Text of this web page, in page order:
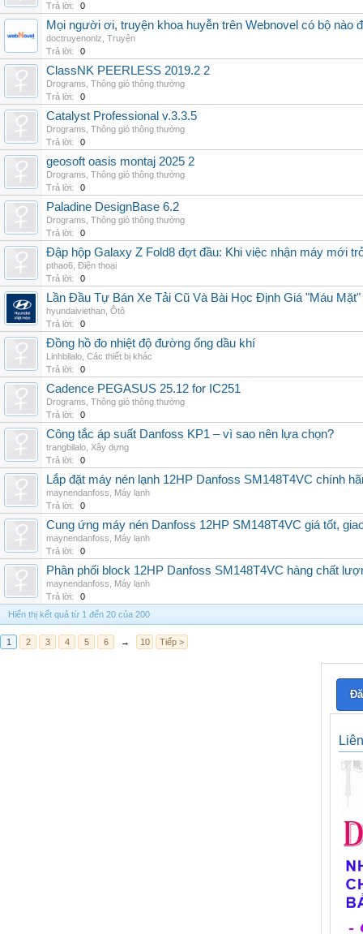
Trả lời:
0
Mọi người ơi, truyện khoa huyễn trên Webnovel có bộ nào
doctruyenonlz Truyện
Trả lời:
0
ClassNK PEERLESS 2019.2 2
Drograms Thông gió thông thường
Trả lời:
0
Catalyst Professional v.3.3.5
Drograms Thông gió thông thường
Trả lời:
0
geosoft oasis montaj 2025 2
Drograms Thông gió thông thường
Trả lời:
0
Paladine DesignBase 6.2
Drograms Thông gió thông thường
Trả lời:
0
Đập hộp Galaxy Z Fold8 đợt đầu: Khi việc nhận máy mới
pthao6 Điện thoại
Trả lời:
0
Lần Đầu Tự Bán Xe Tải Cũ Và Bài Học Định Giá "Máu
hyundaiviethan Ôtô
Trả lời:
0
Đồng hồ đo nhiệt độ đường ống dầu khí
Linhbilalo Các thiết bị khác
Trả lời:
0
Cadence PEGASUS 25.12 for IC251
Drograms Thông gió thông thường
Trả lời:
0
Công tắc áp suất Danfoss KP1 – vì sao nên lựa chọn?
trangbilalo Xây dựng
Trả lời:
0
Lắp đặt máy nén lạnh 12HP Danfoss SM148T4VC chính
maynendanfoss
Máy lạnh
Trả lời:
0
Cung ứng máy nén Danfoss 12HP SM148T4VC giá tốt,
maynendanfoss
Máy lạnh
Trả lời:
0
Phân phối block 12HP Danfoss SM148T4VC hàng chất
maynendanfoss
Máy lạnh
Trả lời:
0
Hiển thị kết quả từ 1 đến 20 của 200
1 2 3 4 5 6 → 10 Tiếp >